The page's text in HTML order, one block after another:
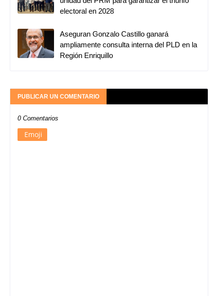
electoral en 2028
Aseguran Gonzalo Castillo ganará
ampliamente consulta interna del PLD en la
Región Enriquillo
PUBLICAR UN COMENTARIO
0 Comentarios
Emoji